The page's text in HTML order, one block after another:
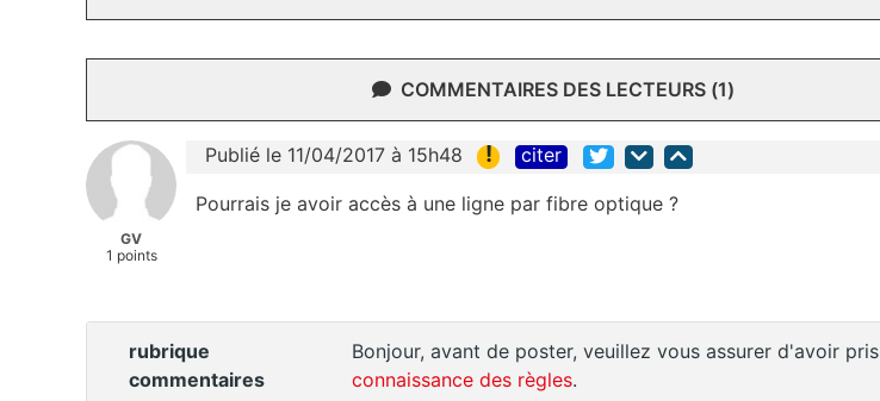
COMMENTAIRES DES LECTEURS (1)
GV
1 points
Publié le 11/04/2017 à 15h48 ! citer
Pourrais je avoir accès à une ligne par fibre optique ?
rubrique
commentaires
Bonjour, avant de poster, veuillez vous assurer d'avoir pris
connaissance des règles.